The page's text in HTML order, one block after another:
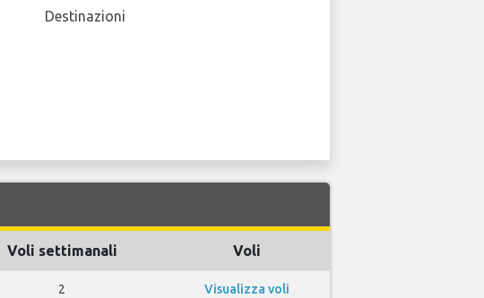
Destinazioni
Voli settimanali Voli
2 Visualizza voli